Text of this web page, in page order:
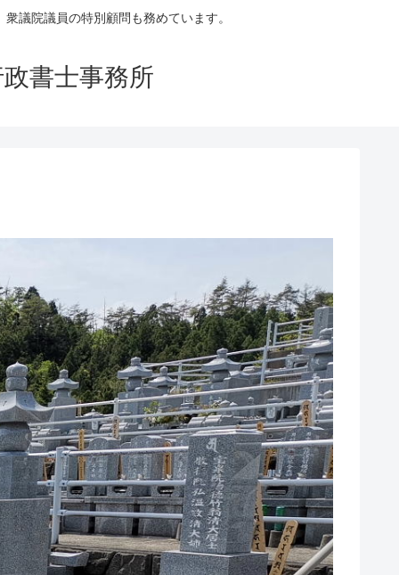
議院議員の特別顧問も務めています。
書士事務所